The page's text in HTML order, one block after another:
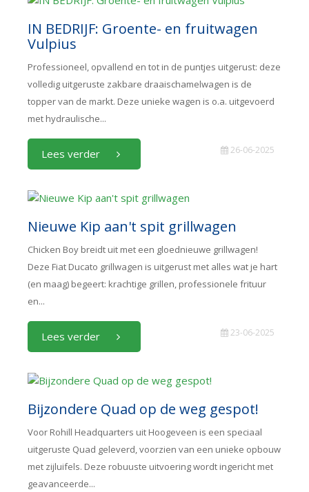
IN BEDRIJF: Groente- en fruitwagen
Vulpius
Professioneel, opvallend en tot in de puntjes uitgerust: deze
volledig uitgeruste zakbare draaischamelwagen is de
topper van de markt. Deze unieke wagen is o.a. uitgevoerd
met hydraulische...
Lees verder 26-06-2025
Nieuwe Kip aan't spit grillwagen
Chicken Boy breidt uit met een gloednieuwe grillwagen!
Deze Fiat Ducato grillwagen is uitgerust met alles wat je hart
(en maag) begeert: krachtige grillen, professionele frituur
en...
Lees verder 23-06-2025
Bijzondere Quad op de weg gespot!
Voor Rohill Headquarters uit Hoogeveen is een speciaal
uitgeruste Quad geleverd, voorzien van een unieke opbouw
met zijluifels. Deze robuuste uitvoering wordt ingericht met
geavanceerde...